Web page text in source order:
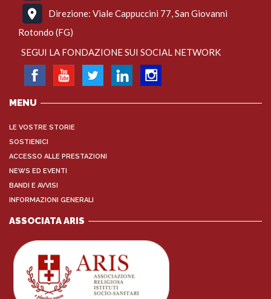
Direzione: Viale Cappuccini 77, San Giovanni
Rotondo (FG)
SEGUI LA FONDAZIONE SUI SOCIAL NETWORK
MENU
LE VOSTRE STORIE
SOSTIENICI
ACCESSO ALLE PRESTAZIONI
NEWS ED EVENTI
BANDI E AVVISI
INFORMAZIONI GENERALI
ASSOCIATA ARIS